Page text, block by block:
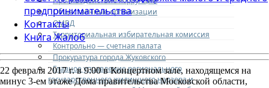
Общественные организации
ОМВД
Территориальная избирательная комиссия
Контрольно — счетная палата
Прокуратура города Жуковского
Главное управление регионального
государственного жилищного надзора и
предпринимательства
Контакты
Книга Жалоб
22 февраля 2017 г. в 9:00 в Концертном зале, находящемся на
минус 3-ем этаже Дома правительства Московской области,